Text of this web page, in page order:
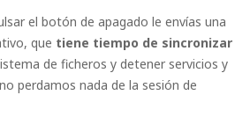
el botón de apagado le envías una
que tiene tiempo de sincronizar
de ficheros y detener servicios y
perdamos nada de la sesión de